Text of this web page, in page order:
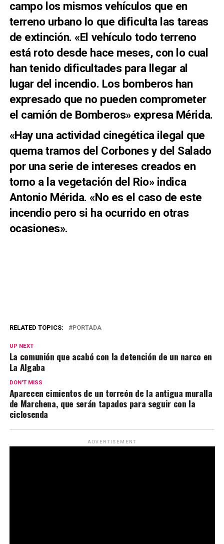
campo los mismos vehículos que en
terreno urbano lo que dificulta las tareas
de extinción. «El vehículo todo terreno
está roto desde hace meses, con lo cual
han tenido dificultades para llegar al
lugar del incendio. Los bomberos han
expresado que no pueden comprometer
el camión de Bomberos» expresa Mérida.
«Hay una actividad cinegética ilegal que
quema tramos del Corbones y del Salado
por una serie de intereses creados en
torno a la vegetación del Rio» indica
Antonio Mérida. «No es el caso de este
incendio pero si ha ocurrido en otras
ocasiones».
RELATED TOPICS: PORTADA
UP NEXT
La comunión que acabó con la detención de un narco en
La Algaba
DON'T MISS
Aparecen cimientos de un torreón de la antigua muralla
de Marchena, que serán tapados para seguir con la
ciclosenda
ADVERTISEMENT